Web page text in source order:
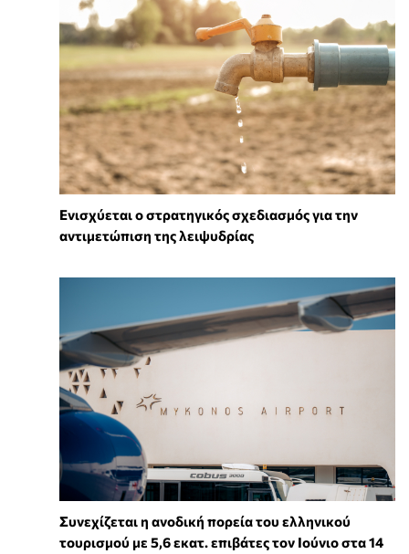
Ενισχύεται ο στρατηγικός σχεδιασμός για την
αντιμετώπιση της λειψυδρίας
Συνεχίζεται η ανοδική πορεία του ελληνικού
τουρισμού με 5,6 εκατ. επιβάτες τον Ιούνιο στα 14